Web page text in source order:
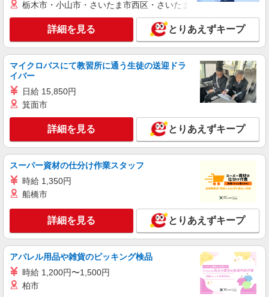
時給1700円〜1800円 ◆交通費規定支給◆直雇
用へ切替後：月給286,200円＋交通費
千葉県千葉市中央区富士見
キープ 詳細を見る
正社員
株式会社ケーズホールディングス
接客スタッフ(総合職)
大卒：基本給 260,000円 短大・専門卒：基本
給 240,000円 高卒：基本給 225,000円 ※上記
加給・優遇いたします。 ・各種手当 役職、通勤、
時間外、家族、目標達成、資格 等
店舗名：ハーバーシティ蘇我店 住所：千葉県
千葉市中央区川崎町1-16 ※入社時の人員状況によ
り、近隣の他店舗へ配属される可能性がございま
す。 ※入社数年後は、関東全域（茨城県、東京
県）及び山梨県内での転居を伴う転勤がありま
す。
株式会社日本パーソナルビジネス 首都圏支社（T11_1349）
≪携帯販売｜大型スマホショップのソフトバン
クコーナー≫
時給1500円 ◆交通費規定支給
栃木市・小山市・さいたま市西区・さいたま市岩槻区・久喜市・
詳細を見る とりあえずキープ
マイクロバスにて教習所に通う生徒の送迎ドラ
イバー
日給 15,850円
箕面市
詳細を見る とりあえずキープ
スーパー資材の仕分け作業スタッフ
時給 1,350円
船橋市
詳細を見る とりあえずキープ
アパレル用品や雑貨のピッキング検品
時給 1,200円〜1,500円
柏市